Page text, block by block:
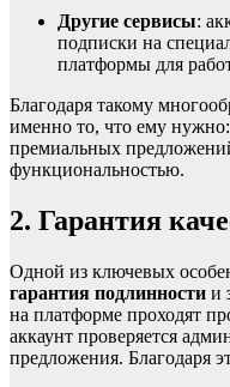
Другие сервисы:
подписки на
платформы для
Благодаря такому
именно то, что ему
премиальных
функциональностью.
2. Гарантия
Одной из ключевых
гарантия подлинности и
на платформе проходят
аккаунт проверяется
предложения. Благодаря